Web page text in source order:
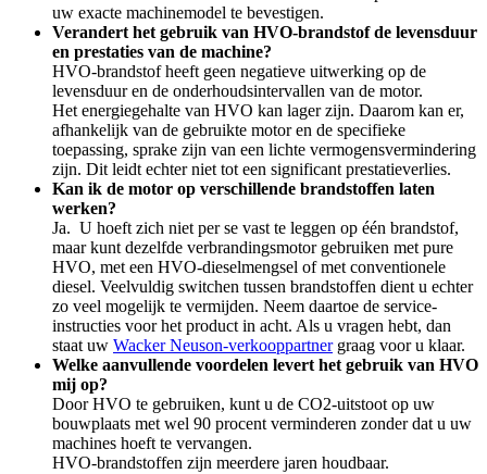
uw exacte machinemodel te bevestigen.
Verandert het gebruik van HVO-brandstof de levensduur
en prestaties van de machine?
HVO-brandstof heeft geen negatieve uitwerking op de
levensduur en de onderhoudsintervallen van de motor.
Het energiegehalte van HVO kan lager zijn. Daarom kan er,
afhankelijk van de gebruikte motor en de specifieke
toepassing, sprake zijn van een lichte vermogensvermindering
zijn. Dit leidt echter niet tot een significant prestatieverlies.
Kan ik de motor op verschillende brandstoffen laten
werken?
Ja. U hoeft zich niet per se vast te leggen op één brandstof,
maar kunt dezelfde verbrandingsmotor gebruiken met pure
HVO, met een HVO-dieselmengsel of met conventionele
diesel. Veelvuldig switchen tussen brandstoffen dient u echter
zo veel mogelijk te vermijden. Neem daartoe de service-
instructies voor het product in acht. Als u vragen hebt, dan
staat uw Wacker Neuson-verkooppartnergraag voor u klaar.
Welke aanvullende voordelen levert het gebruik van HVO
mij op?
Door HVO te gebruiken, kunt u de CO2-uitstoot op uw
bouwplaats met wel 90 procent verminderen zonder dat u uw
machines hoeft te vervangen.
HVO-brandstoffen zijn meerdere jaren houdbaar.